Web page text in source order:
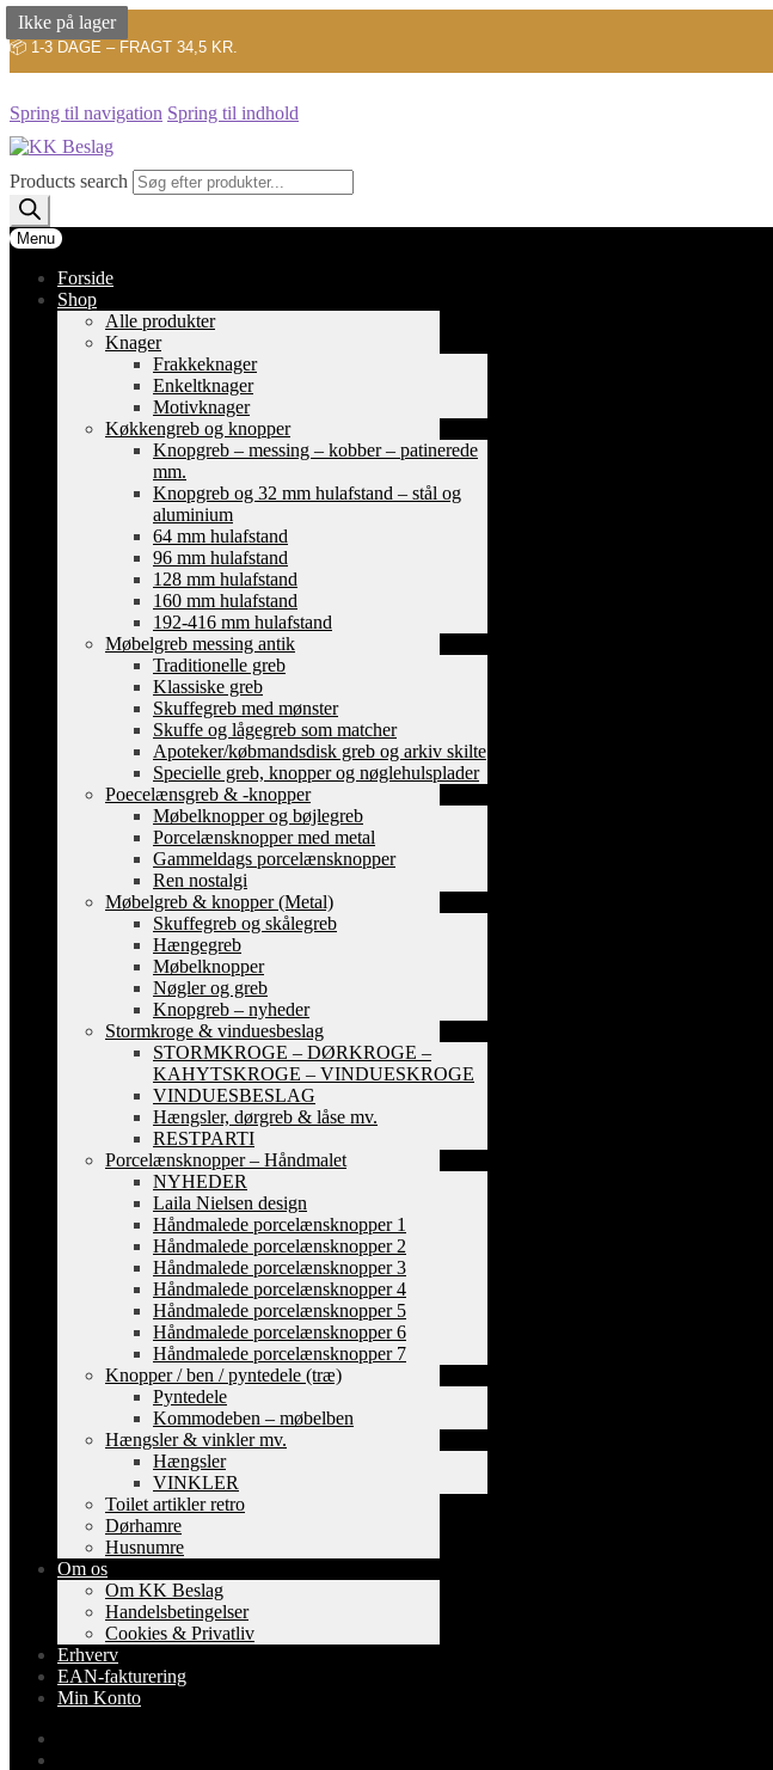
📦 1-3 DAGE – FRAGT 34,5 KR.
Spring til navigation Spring til indhold
Products search
Menu
Forside
Shop
Alle produkter
Knager
Frakkeknager
Enkeltknager
Motivknager
Køkkengreb og knopper
Knopgreb – messing – kobber – patinerede
mm.
Knopgreb og 32 mm hulafstand – stål og
aluminium
64 mm hulafstand
96 mm hulafstand
128 mm hulafstand
160 mm hulafstand
192-416 mm hulafstand
Møbelgreb messing antik
Traditionelle greb
Klassiske greb
Skuffegreb med mønster
Skuffe og lågegreb som matcher
Apoteker/købmandsdisk greb og arkiv skilte
Specielle greb, knopper og nøglehulsplader
Poecelænsgreb & -knopper
Møbelknopper og bøjlegreb
Porcelænsknopper med metal
Gammeldags porcelænsknopper
Ren nostalgi
Møbelgreb & knopper (Metal)
Skuffegreb og skålegreb
Hængegreb
Møbelknopper
Nøgler og greb
Knopgreb – nyheder
Stormkroge & vinduesbeslag
STORMKROGE – DØRKROGE –
KAHYTSKROGE – VINDUESKROGE
VINDUESBESLAG
Hængsler, dørgreb & låse mv.
RESTPARTI
Porcelænsknopper – Håndmalet
NYHEDER
Laila Nielsen design
Håndmalede porcelænsknopper 1
Håndmalede porcelænsknopper 2
Håndmalede porcelænsknopper 3
Håndmalede porcelænsknopper 4
Håndmalede porcelænsknopper 5
Håndmalede porcelænsknopper 6
Håndmalede porcelænsknopper 7
Knopper / ben / pyntedele (træ)
Pyntedele
Kommodeben – møbelben
Hængsler & vinkler mv.
Hængsler
VINKLER
Toilet artikler retro
Dørhamre
Husnumre
Om os
Om KK Beslag
Handelsbetingelser
Cookies & Privatliv
Erhverv
EAN-fakturering
Min Konto
Ikke på lager
Ikke på lager